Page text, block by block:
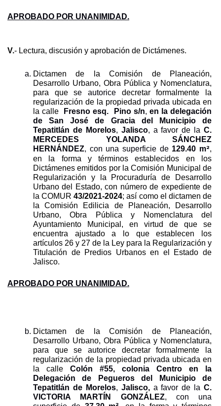
APROBADO POR UNANIMIDAD.
V.- Lectura, discusión y aprobación de Dictámenes.
Dictamen de la Comisión de Planeación,
Desarrollo Urbano, Obra Pública y Nomenclatura,
para que se autorice decretar formalmente la
regularización de la propiedad privada ubicada en
la calle
Fresno esq.  Pino s/n, en la delegación
de San José de Gracia del Municipio de
Tepatitlán de Morelos, Jalisco, a favor de la C.
MERCEDES YOLANDA SÁNCHEZ
HERNÁNDEZ, con una superficie de 129.40 m2,
en la forma y términos establecidos en los
Dictámenes emitidos por la Comisión Municipal de
Regularización y la Procuraduría de Desarrollo
Urbano del Estado, con número de expediente de
la COMUR 43/2021-2024; así como el dictamen de
la Comisión Edilicia de Planeación, Desarrollo
Urbano, Obra Pública y Nomenclatura del
Ayuntamiento Municipal, en virtud de que se
encuentra ajustado a lo que establecen los
artículos 26 y 27 de la Ley para la Regularización y
Titulación de Predios Urbanos en el Estado de
Jalisco.
APROBADO POR UNANIMIDAD.
Dictamen de la Comisión de Planeación,
Desarrollo Urbano, Obra Pública y Nomenclatura,
para que se autorice decretar formalmente la
regularización de la propiedad privada ubicada en
la calle Colón #55, colonia Centro
en la
Delegación de Pegueros
del Municipio de
Tepatitlán de Morelos, Jalisco, a favor de la C.
VICTORIA MARTÍN GONZÁLEZ, con una
2